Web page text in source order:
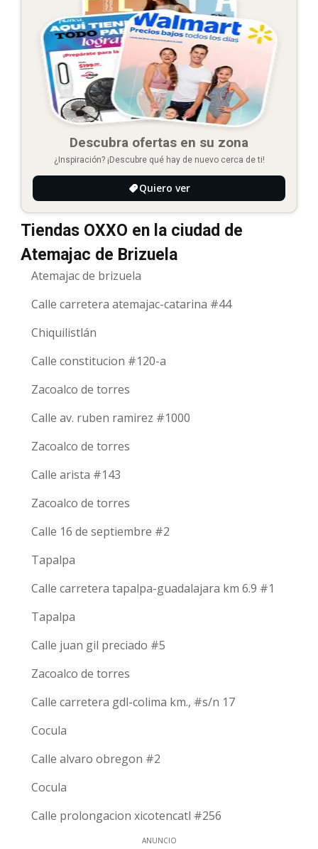
Descubra ofertas en su zona
¿Inspiración? ¡Descubre qué hay de nuevo cerca de ti!
Quiero ver
Tiendas OXXO en la ciudad de
Atemajac de Brizuela
Atemajac de brizuela
Calle carretera atemajac-catarina #44
Chiquilistlán
Calle constitucion #120-a
Zacoalco de torres
Calle av. ruben ramirez #1000
Zacoalco de torres
Calle arista #143
Zacoalco de torres
Calle 16 de septiembre #2
Tapalpa
Calle carretera tapalpa-guadalajara km 6.9 #1
Tapalpa
Calle juan gil preciado #5
Zacoalco de torres
Calle carretera gdl-colima km., #s/n 17
Cocula
Calle alvaro obregon #2
Cocula
Calle prolongacion xicotencatl #256
ANUNCIO